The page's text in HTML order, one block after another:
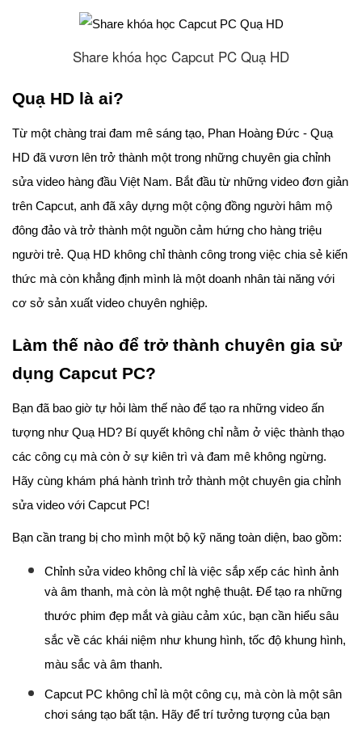
Share khóa học Capcut PC Quạ HD
Quạ HD là ai?
Từ một chàng trai đam mê sáng tạo, Phan Hoàng Đức - Quạ
HD đã vươn lên trở thành một trong những chuyên gia chỉnh
sửa video hàng đầu Việt Nam. Bắt đầu từ những video đơn giản
trên Capcut, anh đã xây dựng một cộng đồng người hâm mộ
đông đảo và trở thành một nguồn cảm hứng cho hàng triệu
người trẻ. Quạ HD không chỉ thành công trong việc chia sẻ kiến
thức mà còn khẳng định mình là một doanh nhân tài năng với
cơ sở sản xuất video chuyên nghiệp.
Làm thế nào để trở thành chuyên gia sử
dụng Capcut PC?
Bạn đã bao giờ tự hỏi làm thế nào để tạo ra những video ấn
tượng như Quạ HD? Bí quyết không chỉ nằm ở việc thành thạo
các công cụ mà còn ở sự kiên trì và đam mê không ngừng.
Hãy cùng khám phá hành trình trở thành một chuyên gia chỉnh
sửa video với Capcut PC!
Bạn cần trang bị cho mình một bộ kỹ năng toàn diện, bao gồm:
Chỉnh sửa video không chỉ là việc sắp xếp các hình ảnh
và âm thanh, mà còn là một nghệ thuật. Để tạo ra những
thước phim đẹp mắt và giàu cảm xúc, bạn cần hiểu sâu
sắc về các khái niệm như khung hình, tốc độ khung hình,
màu sắc và âm thanh.
Capcut PC không chỉ là một công cụ, mà còn là một sân
chơi sáng tạo bất tận. Hãy để trí tưởng tượng của bạn